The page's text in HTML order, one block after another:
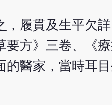
，履貫及生平欠
要方》三卷、《
的醫家，當時耳